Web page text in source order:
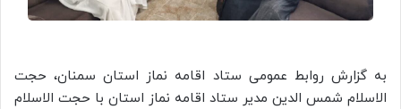
به گزارش روابط عمومی ستاد اقامه نماز استان سمنان، حجت
الاسلام شمس الدین مدیر ستاد اقامه نماز استان با حجت الاسلام